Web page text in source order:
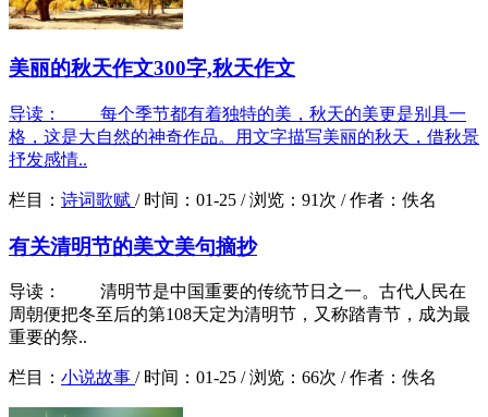
美丽的秋天作文300字,秋天作文
导读： 每个季节都有着独特的美，秋天的美更是别具一
格，这是大自然的神奇作品。用文字描写美丽的秋天，借秋景
抒发感情..
栏目： 诗词歌赋 / 时间： 01-25 /浏览： 91次 /作者： 佚名
有关清明节的美文美句摘抄
导读： 清明节是中国重要的传统节日之一。古代人民在
周朝便把冬至后的第108天定为清明节，又称踏青节，成为最
重要的祭..
栏目： 小说故事 / 时间： 01-25 /浏览： 66次 /作者： 佚名